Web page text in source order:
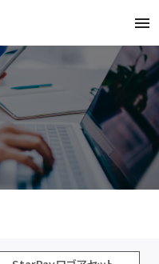
t
o
g
l
e
n
a
v
i